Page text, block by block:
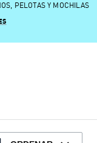
PELOTAS Y MOCHILAS